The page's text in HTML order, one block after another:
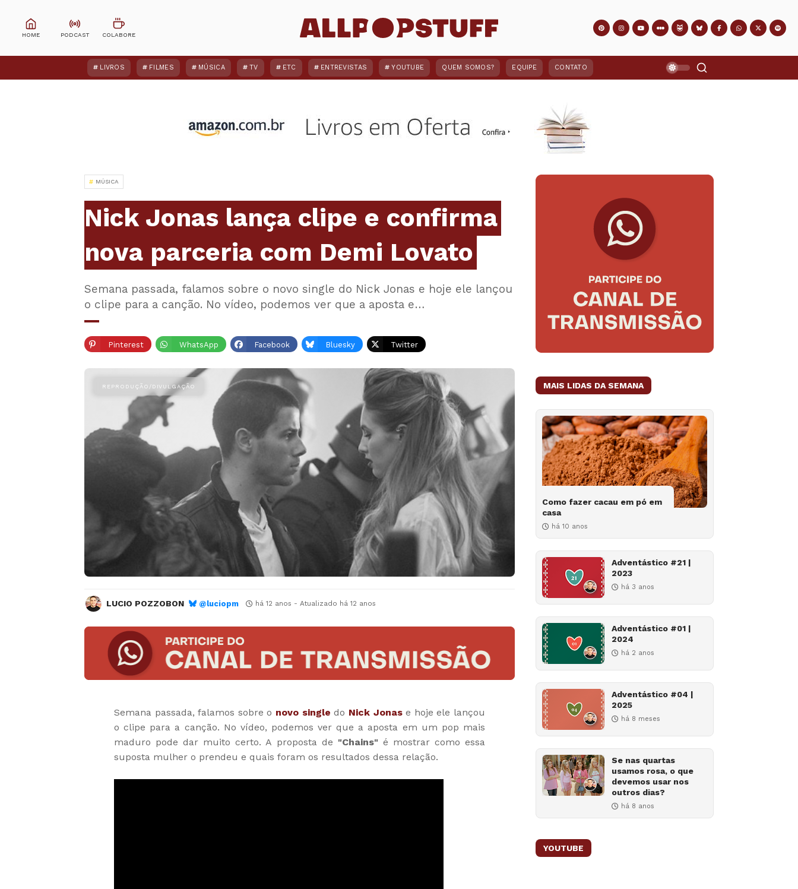
LIVROS FILMES MÚSICA TV ETC ENTREVISTAS YOUTUBE QUEM SOMOS? EQUIPE CONTATO
MÚSICA
Nick Jonas lança clipe e confirma
nova parceria com Demi Lovato
Semana passada, falamos sobre o novo single do Nick Jonas e hoje ele lançou
o clipe para a canção. No vídeo, podemos ver que a aposta e…
Pinterest WhatsApp Facebook Bluesky Twitter
LUCIO POZZOBON @luciopm há 12 anos - Atualizado há 12 anos
Semana passada, falamos sobre o novo single do Nick Jonase hoje ele lançou
o clipe para a canção. No vídeo, podemos ver que a aposta em um pop mais
maduro pode dar muito certo. A proposta de "Chains" é mostrar como essa
suposta mulher o prendeu e quais foram os resultados dessa relação.
MAIS LIDAS DA SEMANA
Como fazer cacau em pó em
casa
há 10 anos
Adventástico #21 |
2023
há 3 anos
Adventástico #01 |
2024
há 2 anos
Adventástico #04 |
2025
há 8 meses
Se nas quartas
usamos rosa, o que
devemos usar nos
outros dias?
há 8 anos
YOUTUBE